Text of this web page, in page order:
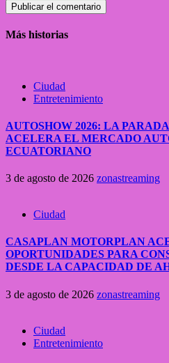
Más historias
Ciudad
Entretenimiento
AUTOSHOW 2026: LA
ACELERA EL MERCADO
ECUATORIANO
3 de agosto de 2026 zonastreaming
Ciudad
CASAPLAN MOTORPLAN
OPORTUNIDADES PARA
DESDE LA CAPACIDAD DE
3 de agosto de 2026 zonastreaming
Ciudad
Entretenimiento